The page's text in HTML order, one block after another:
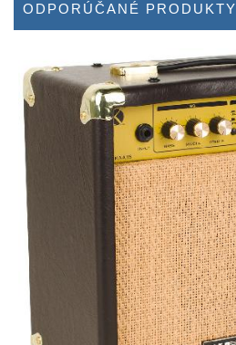
ODPORÚČANÉ PRODUKTY